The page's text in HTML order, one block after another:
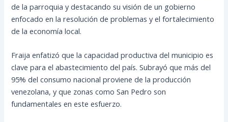
de la parroquia y destacando su visión de un gobierno
enfocado en la resolución de problemas y el fortalecimiento
de la economía local.
Fraija enfatizó que la capacidad productiva del municipio es
clave para el abastecimiento del país. Subrayó que más del
95% del consumo nacional proviene de la producción
venezolana, y que zonas como San Pedro son
fundamentales en este esfuerzo.